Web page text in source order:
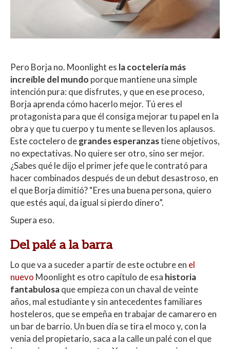
Pero Borja no. Moonlight es la coctelería más
increíble del mundo porque mantiene una simple
intención pura: que disfrutes, y que en ese proceso,
Borja aprenda cómo hacerlo mejor. Tú eres el
protagonista para que él consiga mejorar tu papel en la
obra y que tu cuerpo y tu mente se lleven los aplausos.
Este coctelero degrandes esperanzastiene objetivos,
no expectativas. No quiere ser otro, sino ser mejor.
¿Sabes qué le dijo el primer jefe que le contrató para
hacer combinados después de un debut desastroso, en
el que Borja dimitió? “Eres una buena persona, quiero
que estés aquí, da igual si pierdo dinero”.
Supera eso.
Del palé a la barra
Lo que va a suceder a partir de este octubre en el
nuevo Moonlight es otro capítulo de esa historia
fantabulosaque empieza con un chaval de veinte
años, mal estudiante y sin antecedentes familiares
hosteleros, que se empeña en trabajar de camarero en
un bar de barrio. Un buen día se tira el moco y, con la
venia del propietario, saca a la calle un palé con el que